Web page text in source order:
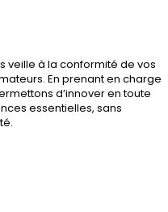
veille à la conformité de vos
En prenant en charge
d’innover en toute
essentielles, sans